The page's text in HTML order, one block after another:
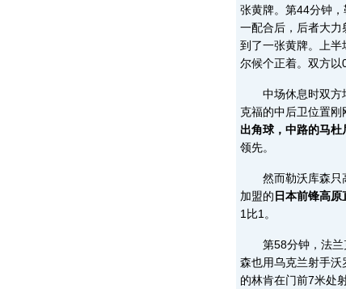
张黄牌。第44分钟
一配合后，后者大
到了一张黄牌。上
尔候个正着。双方以
中场休息时双方均
克福的中后卫位置
出角球，中路的马杜
领先。
然而勒沃库森只高
加盟的 日本前锋高
1比1。
第58分钟，法兰
森也用乌克兰射手
的林肯在门前7米处